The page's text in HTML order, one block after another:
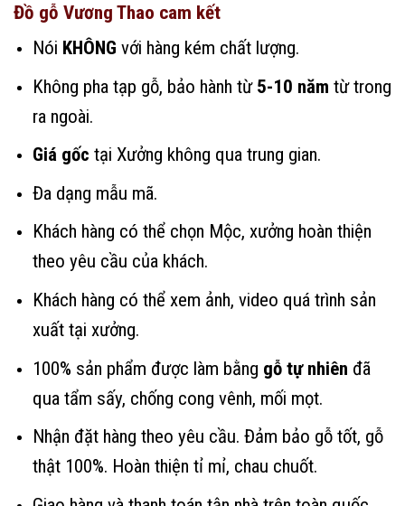
Đồ gỗ Vương Thao cam kết
Nói KHÔNG với hàng kém chất lượng.
Không pha tạp gỗ, bảo hành từ 5-10 năm từ trong
ra ngoài.
Giá gốc tại Xưởng không qua trung gian.
Đa dạng mẫu mã.
Khách hàng có thể chọn Mộc, xưởng hoàn thiện
theo yêu cầu của khách.
Khách hàng có thể xem ảnh, video quá trình sản
xuất tại xưởng.
100% sản phẩm được làm bằng gỗ tự nhiên đã
qua tẩm sấy, chống cong vênh, mối mọt.
Nhận đặt hàng theo yêu cầu. Đảm bảo gỗ tốt, gỗ
thật 100%. Hoàn thiện tỉ mỉ, chau chuốt.